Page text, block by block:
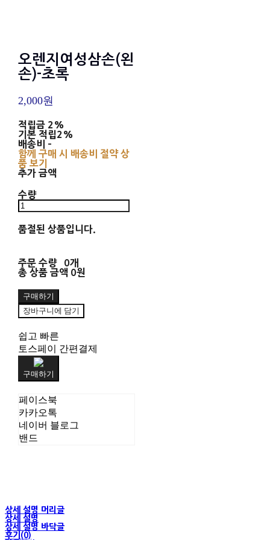
오렌지여성삼손(왼
손)-초록
2,000원
적립금 2%
기본 적립2%
배송비 -
함께 구매 시 배송비 절약 상
품 보기
추가 금액
수량
품절된 상품입니다.
주문 수량
0개
총 상품 금액 0원
구매하기
장바구니에 담기
쉽고 빠른
토스페이 간편결제
구매하기
페이스북
카카오톡
네이버 블로그
밴드
상세 설명 머리글
상세 설명
상세 설명 바닥글
후기(0)